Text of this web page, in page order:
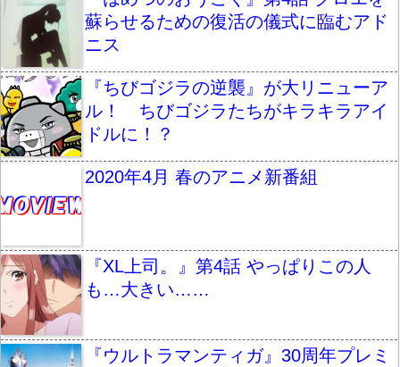
蘇らせるための復活の儀式に臨むアド
ニス
『ちびゴジラの逆襲』が大リニューア
ル！ ちびゴジラたちがキラキラアイ
ドルに！？
2020年4月 春のアニメ新番組
『XL上司。』第4話 やっぱりこの人
も…大きい……
『ウルトラマンティガ』30周年プレミ